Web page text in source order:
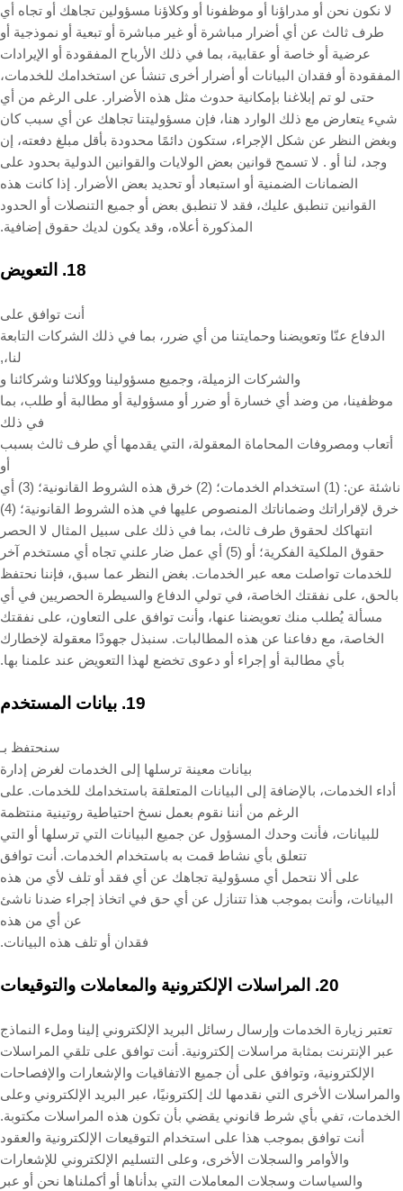
لا نكون نحن أو مدراؤنا أو موظفونا أو وكلاؤنا مسؤولين تجاهك أو تجاه أي
طرف ثالث عن أي أضرار مباشرة أو غير مباشرة أو تبعية أو نموذجية أو
عرضية أو خاصة أو عقابية، بما في ذلك الأرباح المفقودة أو الإيرادات
المفقودة أو فقدان البيانات أو أضرار أخرى تنشأ عن استخدامك للخدمات،
حتى لو تم إبلاغنا بإمكانية حدوث مثل هذه الأضرار. على الرغم من أي
شيء يتعارض مع ذلك الوارد هنا، فإن مسؤوليتنا تجاهك عن أي سبب كان
وبغض النظر عن شكل الإجراء، ستكون دائمًا محدودة بأقل مبلغ دفعته، إن
وجد، لنا أو . لا تسمح قوانين بعض الولايات والقوانين الدولية بحدود على
الضمانات الضمنية أو استبعاد أو تحديد بعض الأضرار. إذا كانت هذه
القوانين تنطبق عليك، فقد لا تنطبق بعض أو جميع التنصلات أو الحدود
المذكورة أعلاه، وقد يكون لديك حقوق إضافية.
18. التعويض
أنت توافق على
الدفاع عنّا وتعويضنا وحمايتنا من أي ضرر، بما في ذلك الشركات التابعة
لنا،,
والشركات الزميلة، وجميع مسؤولينا ووكلائنا وشركائنا و
موظفينا، من وضد أي خسارة أو ضرر أو مسؤولية أو مطالبة أو طلب، بما
في ذلك
أتعاب ومصروفات المحاماة المعقولة، التي يقدمها أي طرف ثالث بسبب
أو
ناشئة عن: ( 1) استخدام الخدمات؛ (2) خرق هذه الشروط القانونية؛ (3) أي
خرق لإقراراتك وضماناتك المنصوص عليها في هذه الشروط القانونية؛ (4
)
انتهاكك لحقوق طرف ثالث، بما في ذلك على سبيل المثال لا الحصر
حقوق الملكية الفكرية؛ أو (5) أي عمل ضار علني تجاه أي مستخدم آخر
للخدمات تواصلت معه عبر الخدمات. بغض النظر عما سبق، فإننا نحتفظ
بالحق، على نفقتك الخاصة، في تولي الدفاع والسيطرة الحصريين في أي
مسألة يُطلب منك تعويضنا عنها، وأنت توافق على التعاون، على نفقتك
الخاصة، مع دفاعنا عن هذه المطالبات. سنبذل جهودًا معقولة لإخطارك
بأي مطالبة أو إجراء أو دعوى تخضع لهذا التعويض عند علمنا بها.
19. بيانات المستخدم
سنحتفظ بـ
بيانات معينة ترسلها إلى الخدمات لغرض إدارة
أداء الخدمات، بالإضافة إلى البيانات المتعلقة باستخدامك للخدمات. على
الرغم من أننا نقوم بعمل نسخ احتياطية روتينية منتظمة
للبيانات، فأنت وحدك المسؤول عن جميع البيانات التي ترسلها أو التي
تتعلق بأي نشاط قمت به باستخدام الخدمات. أنت توافق
على ألا نتحمل أي مسؤولية تجاهك عن أي فقد أو تلف لأي من هذه
البيانات، وأنت بموجب هذا تتنازل عن أي حق في اتخاذ إجراء ضدنا ناشئ
عن أي من هذه
فقدان أو تلف هذه البيانات.
20. المراسلات الإلكترونية والمعاملات والتوقيعات
تعتبر زيارة الخدمات وإرسال رسائل البريد الإلكتروني إلينا وملء النماذج
عبر الإنترنت بمثابة مراسلات إلكترونية. أنت توافق على تلقي المراسلات
الإلكترونية، وتوافق على أن جميع الاتفاقيات والإشعارات والإفصاحات
والمراسلات الأخرى التي نقدمها لك إلكترونيًا، عبر البريد الإلكتروني وعلى
الخدمات، تفي بأي شرط قانوني يقضي بأن تكون هذه المراسلات مكتوبة.
أنت توافق بموجب هذا على استخدام التوقيعات الإلكترونية والعقود
والأوامر والسجلات الأخرى، وعلى التسليم الإلكتروني للإشعارات
والسياسات وسجلات المعاملات التي بدأناها أو أكملناها نحن أو عبر